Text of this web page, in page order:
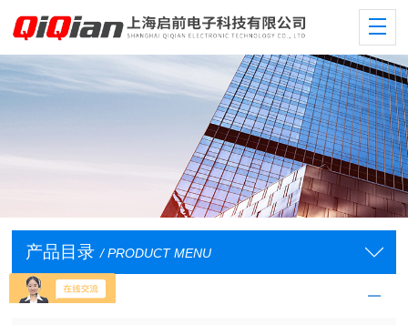
产品目录 / PRODUCT MENU
样品处理设备